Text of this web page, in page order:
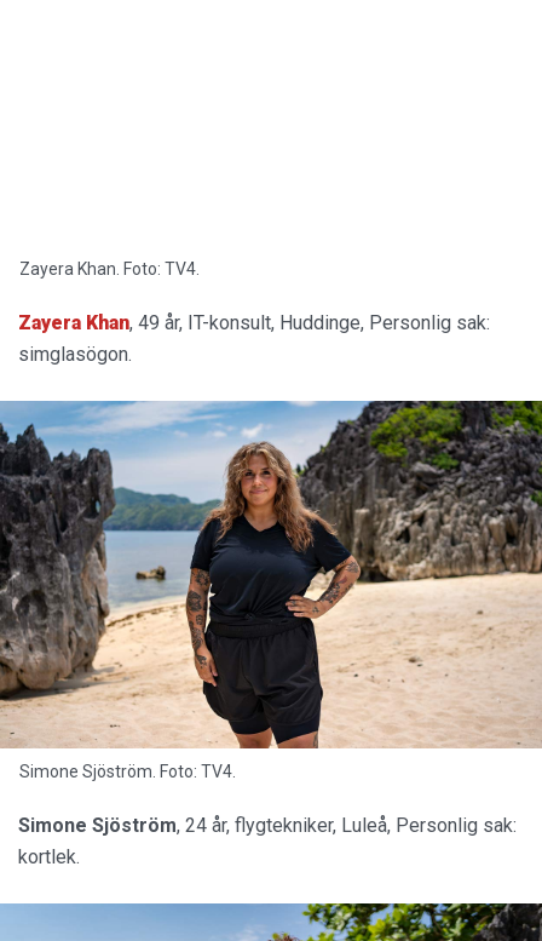
Zayera Khan. Foto: TV4.
Zayera Khan, 49 år, IT-konsult, Huddinge, Personlig sak:
simglasögon.
Simone Sjöström. Foto: TV4.
Simone Sjöström, 24 år, flygtekniker, Luleå, Personlig sak:
kortlek.